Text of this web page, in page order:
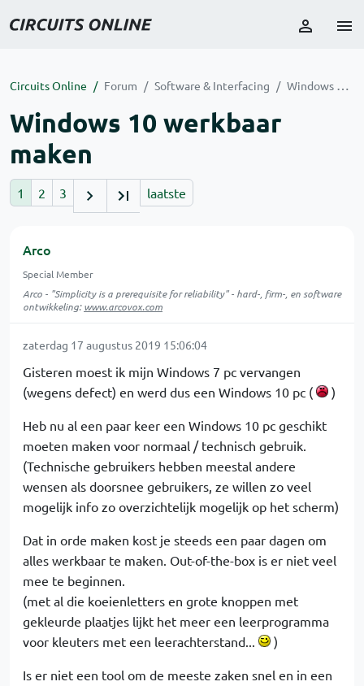
Circuits Online Forum Software & Interfacing Windows 10 werkbaar maken
Windows 10 werkbaar
maken
1 2 3 laatste
Arco
Special Member
Arco - "Simplicity is a prerequisite for reliability" - hard-, firm-, en software
ontwikkeling:www.arcovox.com
zaterdag 17 augustus 2019 15:06:04
Gisteren moest ik mijn Windows 7 pc vervangen
(wegens defect) en werd dus een Windows 10 pc (
)
Heb nu al een paar keer een Windows 10 pc geschikt
moeten maken voor normaal / technisch gebruik.
(Technische gebruikers hebben meestal andere
wensen als doorsnee gebruikers, ze willen zo veel
mogelijk info zo overzichtelijk mogelijk op het scherm)
Dat in orde maken kost je steeds een paar dagen om
alles werkbaar te maken. Out-of-the-box is er niet veel
mee te beginnen.
(met al die koeienletters en grote knoppen met
gekleurde plaatjes lijkt het meer een leerprogramma
voor kleuters met een leerachterstand...
)
Is er niet een tool om de meeste zaken snel en in een